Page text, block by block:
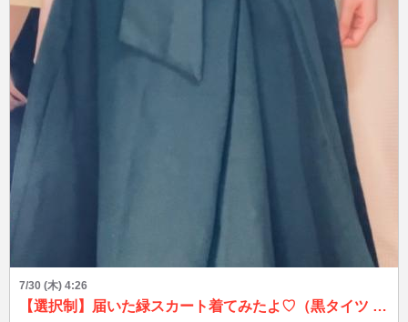
7/30 (木) 4:26
【選択制】届いた緑スカート着てみたよ♡（黒タイツ vs 生脚どっちが好き？